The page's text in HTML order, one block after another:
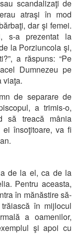
scandalizaţi de
atraşi în mod
dar şi femei.
s-a prezentat la
la Porziuncola şi,
a răspuns: “Pe
Dumnezeu pe
viaţa.
de separare de
a trimis-o,
să treacă mânia
ei însoţitoare, va fi
de la el, ca de la
Pentru aceasta,
în mănăstire să-
în mijlocul
a oamenilor,
şi apoi cu